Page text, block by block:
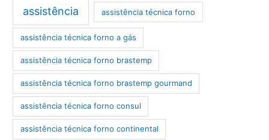
assistência assistência técnica forno
assistência técnica forno a gás
assistência técnica forno brastemp
assistência técnica forno brastemp gourmand
assistência técnica forno consul
assistência técnica forno continental